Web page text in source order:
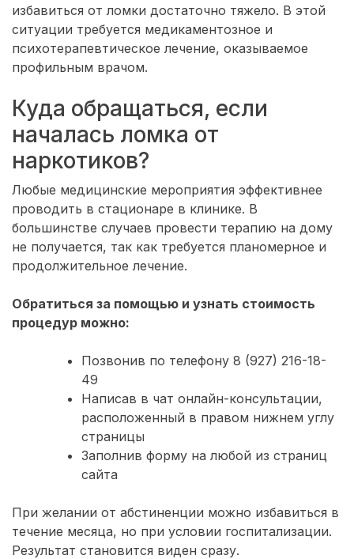
избавиться от ломки достаточно тяжело. В этой
ситуации требуется медикаментозное и
психотерапевтическое лечение, оказываемое
профильным врачом.
Куда обращаться, если
началась ломка от
наркотиков?
Любые медицинские мероприятия эффективнее
проводить в стационаре в клинике. В
большинстве случаев провести терапию на дому
не получается, так как требуется планомерное и
продолжительное лечение.
Обратиться за помощью и узнать стоимость
процедур можно:
Позвонив по телефону 8 (927) 216-18-
49
Написав в чат онлайн-консультации,
расположенный в правом нижнем углу
страницы
Заполнив форму на любой из страниц
сайта
При желании от абстиненции можно избавиться в
течение месяца, но при условии госпитализации.
Результат становится виден сразу.